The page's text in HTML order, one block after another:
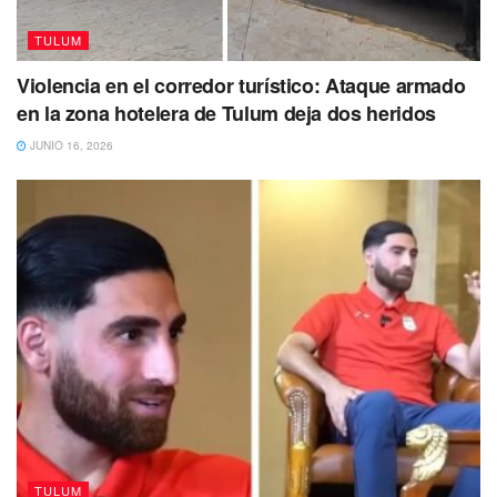
Agentes de la Fiscalía Especializada en Homicidios
acudió al sitio para recabar las indagatorias
correspondientes para integrarlas a una carpeta de
investigación. Por su parte, los peritos de la Fiscalía
General del Estado recolectaron información e hicieron el
levantamiento de los cuerpos para llevarlos al Servicio
Médico Forense (Semefo).
TULUM
Violencia en el corredor turístico: Ataque armado
en la zona hotelera de Tulum deja dos heridos
JUNIO 16, 2026
TULUM